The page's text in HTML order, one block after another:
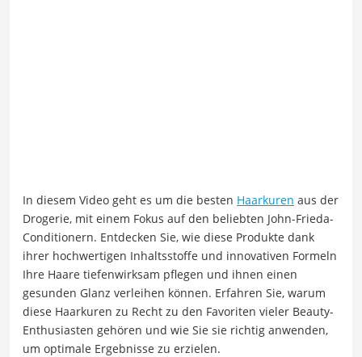
In diesem Video geht es um die besten Haarkuren aus der
Drogerie, mit einem Fokus auf den beliebten John-Frieda-
Conditionern. Entdecken Sie, wie diese Produkte dank
ihrer hochwertigen Inhaltsstoffe und innovativen Formeln
Ihre Haare tiefenwirksam pflegen und ihnen einen
gesunden Glanz verleihen können. Erfahren Sie, warum
diese Haarkuren zu Recht zu den Favoriten vieler Beauty-
Enthusiasten gehören und wie Sie sie richtig anwenden,
um optimale Ergebnisse zu erzielen.